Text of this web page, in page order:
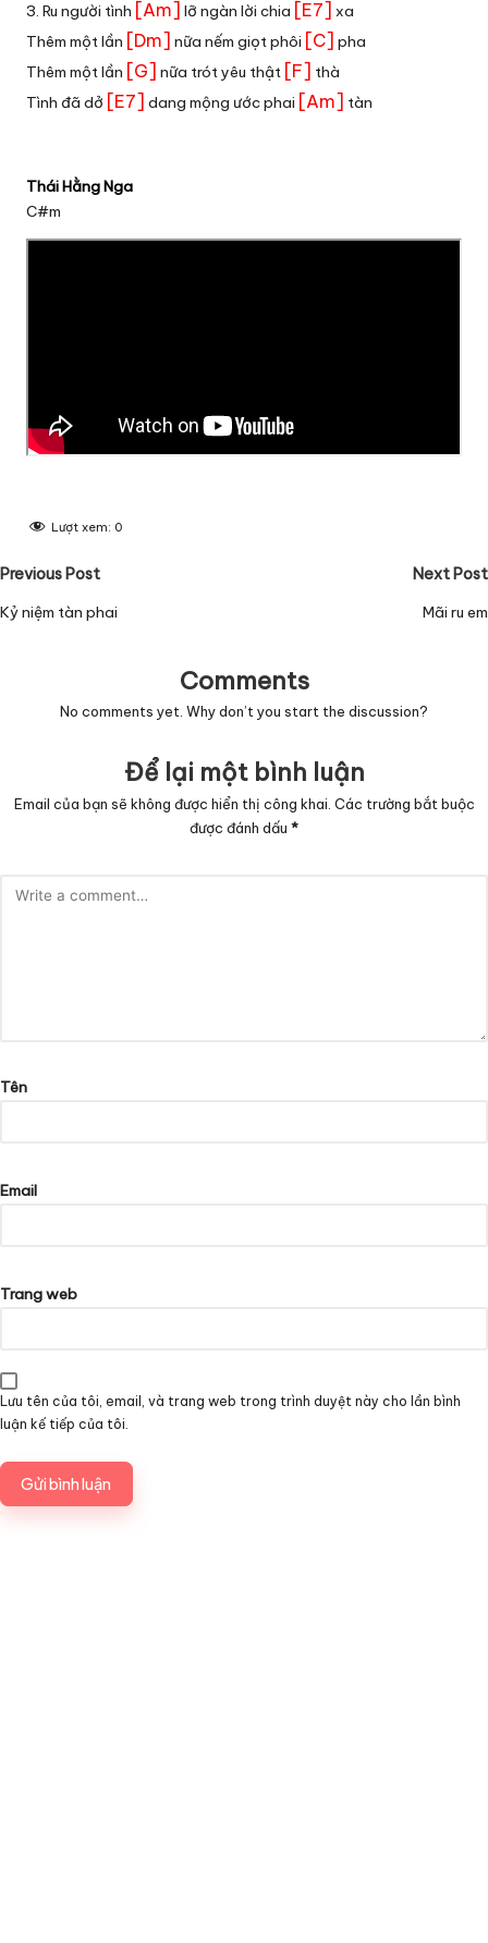
3. Ru người tình [Am] lỡ ngàn lời chia [E7] xa
Thêm một lần [Dm] nữa nếm giọt phôi [C] pha
Thêm một lần [G] nữa trót yêu thật [F] thà
Tình đã dở [E7] dang mộng ước phai [Am] tàn
Thái Hằng Nga
C#m
Lượt xem: 0
Post
navigation
Previous Post
Kỷ niệm tàn phai
Next Post
Mãi ru em
Comments
No comments yet. Why don’t you start the discussion?
Để lại một bình luận
Email của bạn sẽ không được hiển thị công khai. Các trường bắt buộc
được đánh dấu *
Tên
Email
Trang web
Lưu tên của tôi, email, và trang web trong trình duyệt này cho lần bình
luận kế tiếp của tôi.